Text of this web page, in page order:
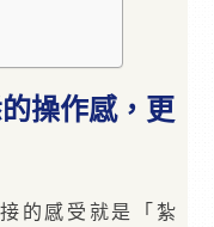
操作感，更
的感受就是「紮